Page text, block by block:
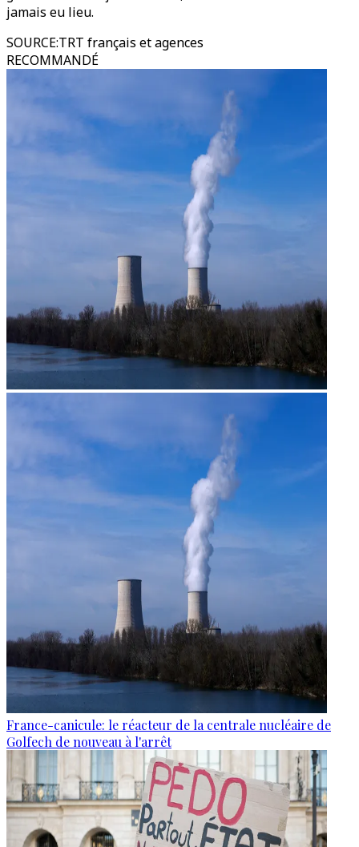
jamais eu lieu.
SOURCE:TRT français et agences
RECOMMANDÉ
France-canicule: le réacteur de la centrale nucléaire de
Golfech de nouveau à l'arrêt